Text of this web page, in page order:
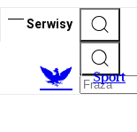
Serwisy
Sport